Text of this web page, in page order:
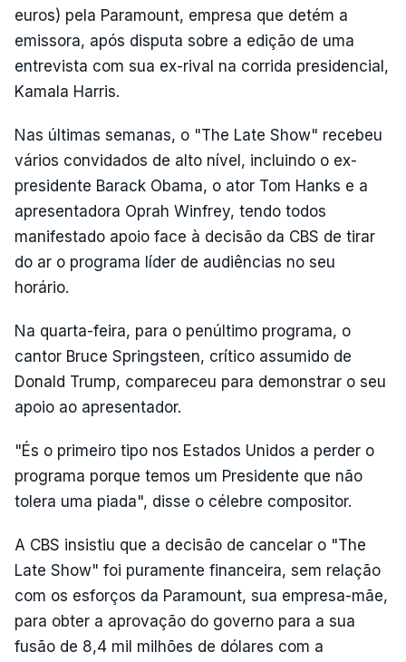
euros) pela Paramount, empresa que detém a
emissora, após disputa sobre a edição de uma
entrevista com sua ex-rival na corrida presidencial,
Kamala Harris.
Nas últimas semanas, o "The Late Show" recebeu
vários convidados de alto nível, incluindo o ex-
presidente Barack Obama, o ator Tom Hanks e a
apresentadora Oprah Winfrey, tendo todos
manifestado apoio face à decisão da CBS de tirar
do ar o programa líder de audiências no seu
horário.
Na quarta-feira, para o penúltimo programa, o
cantor Bruce Springsteen, crítico assumido de
Donald Trump, compareceu para demonstrar o seu
apoio ao apresentador.
"És o primeiro tipo nos Estados Unidos a perder o
programa porque temos um Presidente que não
tolera uma piada", disse o célebre compositor.
A CBS insistiu que a decisão de cancelar o "The
Late Show" foi puramente financeira, sem relação
com os esforços da Paramount, sua empresa-mãe,
para obter a aprovação do governo para a sua
fusão de 8,4 mil milhões de dólares com a